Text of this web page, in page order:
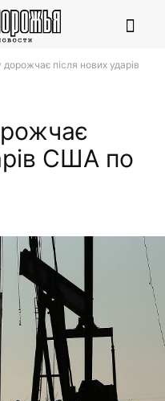
після нових ударів
США по